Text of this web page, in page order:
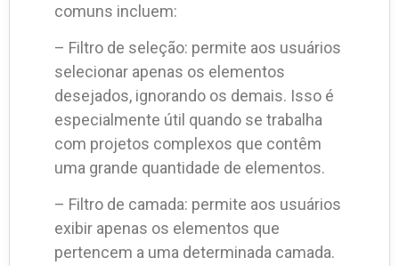
comuns incluem:
– Filtro de seleção: permite aos usuários
selecionar apenas os elementos
desejados, ignorando os demais. Isso é
especialmente útil quando se trabalha
com projetos complexos que contêm
uma grande quantidade de elementos.
– Filtro de camada: permite aos usuários
exibir apenas os elementos que
pertencem a uma determinada camada.